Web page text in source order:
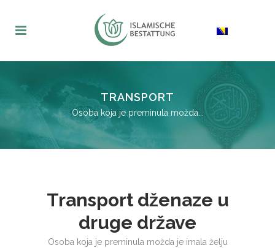
TRANSPORT
Osoba koja je preminula možda...
Transport dženaze u
druge države
Osoba koja je preminula možda je imala želju